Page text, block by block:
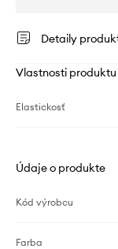
Detaily
Vlastnosti produktu
Elastickosť
Údaje o produkte
Kód výrobcu
Farba